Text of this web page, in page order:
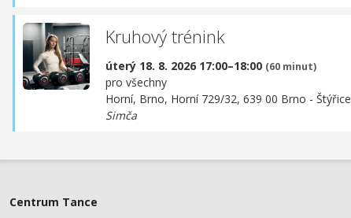
Kruhový trénink
úterý 18. 8. 2026 17:00–18:00 (60 minut)
pro všechny
Horní, Brno, Horní 729/32, 639 00 Brno - Štýřice
Simča
Centrum Tance